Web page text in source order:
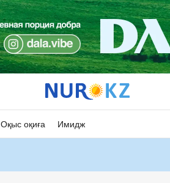
Оқыс оқиға Имидж